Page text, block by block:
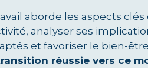
aborde les aspects
analyser ses
et favoriser le bien-
réussie vers ce